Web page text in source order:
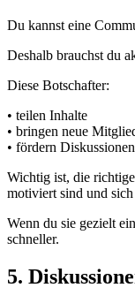
Du kannst eine
Deshalb brauchst du
Diese Botschafter:
• teilen Inhalte
• bringen neue
• fördern Diskussionen
Wichtig ist, die
motiviert sind und
Wenn du sie gezielt
schneller.
5.